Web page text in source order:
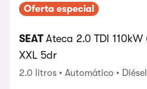
Oferta especial
SEAT Ateca 2.0 TDI
XXL 5dr
2.0 litros Automático Diésel